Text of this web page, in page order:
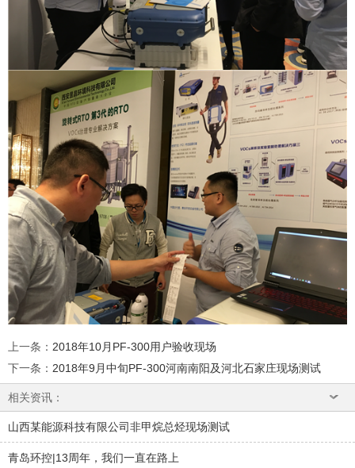
上一条 ： 2018年10月PF-300用户验收现场
下一条 ： 2018年9月中旬PF-300河南南阳及河北石家庄现场测试
相关资讯：
山西某能源科技有限公司非甲烷总烃现场测试
青岛环控|13周年，我们一直在路上